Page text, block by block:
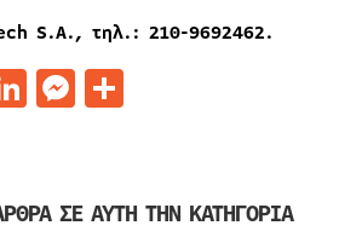
S.A., τηλ.: 210-9692462.
LinkedIn
Messenger
Μοιραστείτε
ΣΕ ΑΥΤΗ ΤΗΝ ΚΑΤΗΓΟΡΙΑ